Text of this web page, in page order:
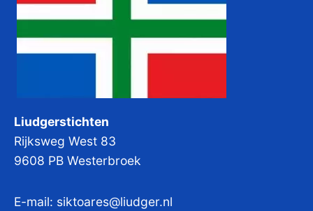
Liudgerstichten
Rijksweg West 83
9608 PB Westerbroek
E-mail: siktoares@liudger.nl